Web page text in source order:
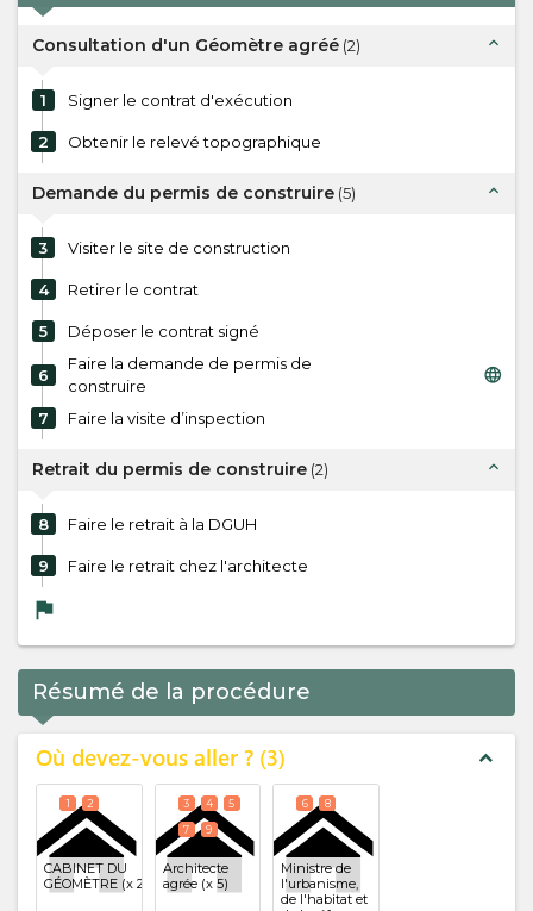
Consultation d'un Géomètre agréé (2) expand_less
1 Signer le contrat d'exécution
2 Obtenir le relevé topographique
Demande du permis de construire (5) expand_less
3 Visiter le site de construction
4 Retirer le contrat
5 Déposer le contrat signé
6
Faire la demande de permis de
construire
language
7 Faire la visite d’inspection
Retrait du permis de construire (2) expand_less
8 Faire le retrait à la DGUH
9 Faire le retrait chez l'architecte
flag
Résumé de la procédure
Où devez-vous aller ? 3 expand_less
CABINET DU
GÉOMÈTRE (x 2)
1 2
Architecte
agrée(x 5)
3 4
5
7
9
Ministre de
l'urbanisme,
de l'habitat et
6 8